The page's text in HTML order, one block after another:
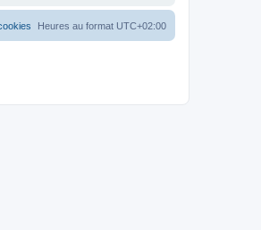
Heures au format UTC+02:00